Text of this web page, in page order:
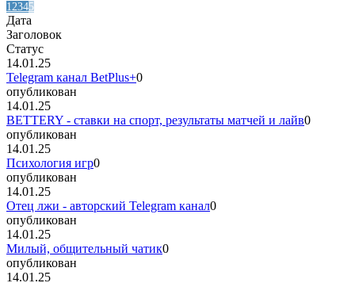
12345
Дата
Заголовок
Статус
14.01.25
Telegram канал BetPlus+0
опубликован
14.01.25
BETTERY - ставки на спорт, результаты матчей и лайв0
опубликован
14.01.25
Психология игр0
опубликован
14.01.25
Отец лжи - авторский Telegram канал0
опубликован
14.01.25
Милый, общительный чатик0
опубликован
14.01.25